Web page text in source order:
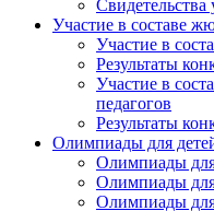
Свидетельства
Участие в составе
Участие в
Результаты
Участие в
педагогов
Результаты
Олимпиады для
Олимпиады
Олимпиады
Олимпиады